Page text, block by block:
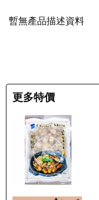
暫無產品描述資料
更多特價